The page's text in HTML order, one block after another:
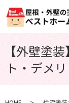
【外壁塗
ト・デメ